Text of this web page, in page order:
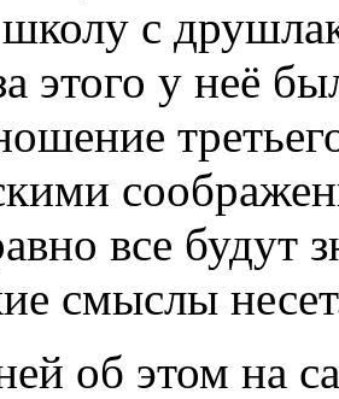
с
этого у неё
все будут
смыслы
об этом на